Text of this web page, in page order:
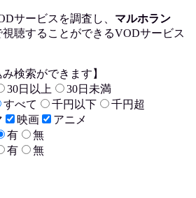
サービスを調査し、 マルホラン
視聴することができるVODサービス
検索ができます】
30日以上
30日未満
すべて 千円以下
千円超
映画
アニメ
有
無
有 無